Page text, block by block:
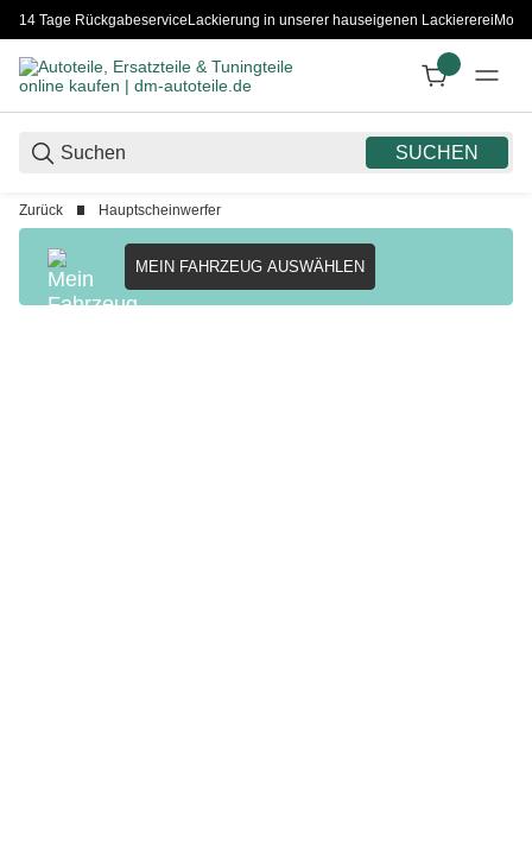
14 Tage RückgabeserviceLackierung in unserer hauseigenen Lackiererei
SUCHEN
Zurück Hauptscheinwerfer
MEIN FAHRZEUG AUSWÄHLEN